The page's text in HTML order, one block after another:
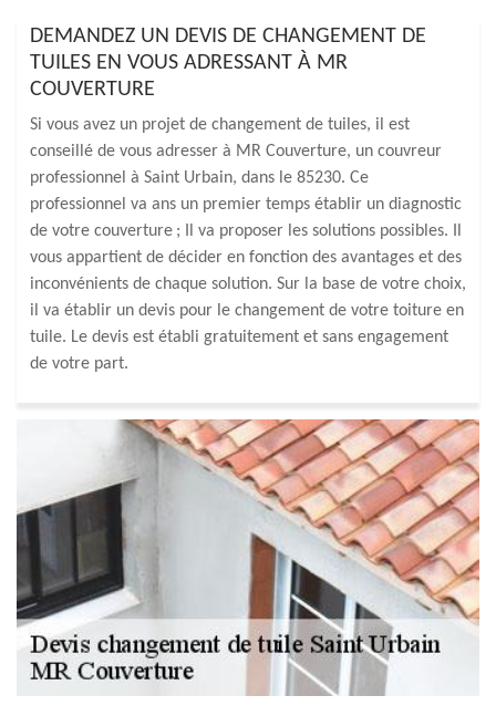
DEMANDEZ UN DEVIS DE CHANGEMENT DE
TUILES EN VOUS ADRESSANT À MR
COUVERTURE
Si vous avez un projet de changement de tuiles, il est
conseillé de vous adresser à MR Couverture, un couvreur
professionnel à Saint Urbain, dans le 85230. Ce
professionnel va ans un premier temps établir un diagnostic
de votre couverture ; Il va proposer les solutions possibles. Il
vous appartient de décider en fonction des avantages et des
inconvénients de chaque solution. Sur la base de votre choix,
il va établir un devis pour le changement de votre toiture en
tuile. Le devis est établi gratuitement et sans engagement
de votre part.